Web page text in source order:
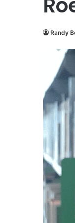
Randy